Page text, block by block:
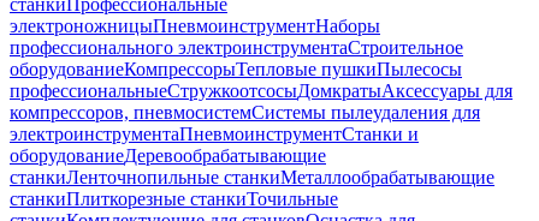
станкиПрофессиональные
электроножницыПневмоинструментНаборы
профессионального электроинструментаСтроительное
оборудованиеКомпрессорыТепловые пушкиПылесосы
профессиональныеСтружкоотсосыДомкратыАксессуары для
компрессоров, пневмосистемСистемы пылеудаления для
электроинструментаПневмоинструментСтанки и
оборудованиеДеревообрабатывающие
станкиЛенточнопильные станкиМеталлообрабатывающие
станкиПлиткорезные станкиТочильные